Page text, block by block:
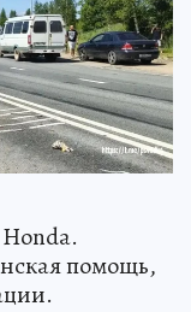
помощь,